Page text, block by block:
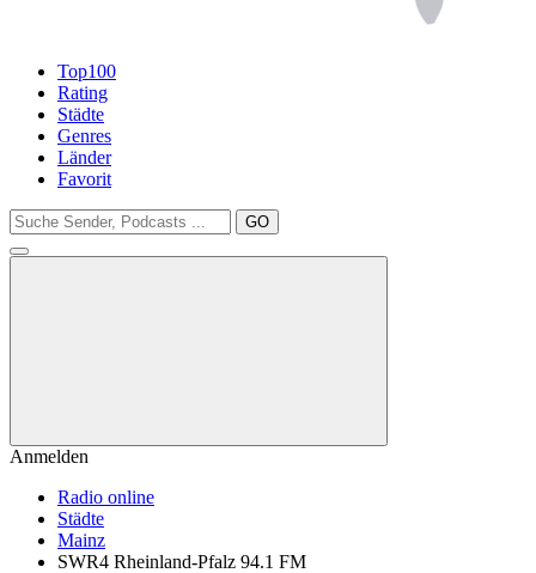
Top100
Rating
Städte
Genres
Länder
Favorit
GO
Anmelden
Radio online
Städte
Mainz
SWR4 Rheinland-Pfalz 94.1 FM